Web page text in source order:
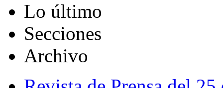
Lo último
Secciones
Archivo